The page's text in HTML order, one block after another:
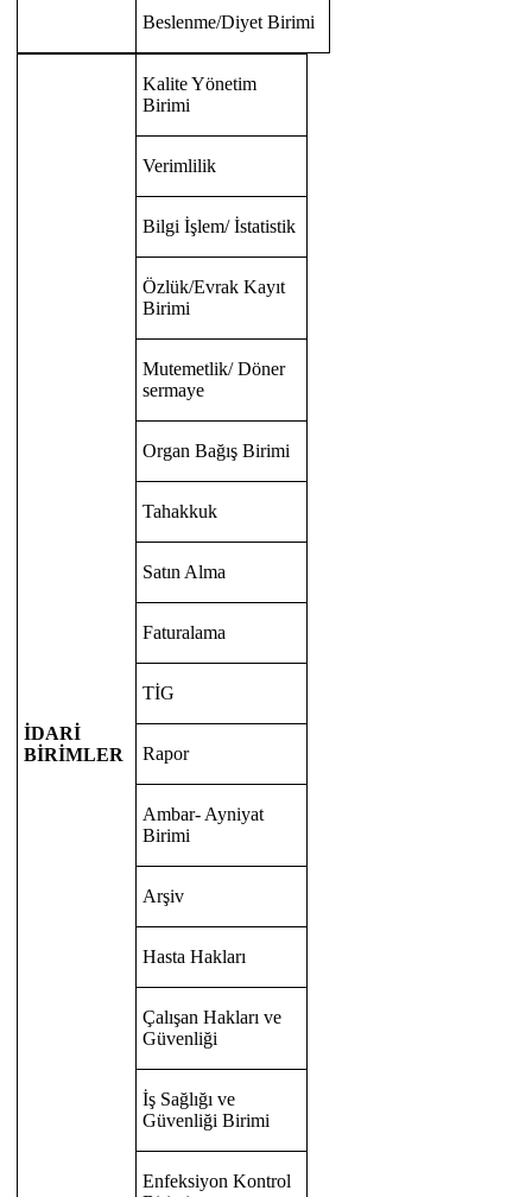
Beslenme/Diyet Birimi
İDARİ
BİRİMLER
Kalite Yönetim
Birimi
Verimlilik
Bilgi İşlem/ İstatistik
Özlük/Evrak Kayıt
Birimi
Mutemetlik/ Döner
sermaye
Organ Bağış Birimi
Tahakkuk
Satın Alma
Faturalama
TİG
Rapor
Ambar- Ayniyat
Birimi
Arşiv
Hasta Hakları
Çalışan Hakları ve
Güvenliği
İş Sağlığı ve
Güvenliği Birimi
Enfeksiyon Kontrol